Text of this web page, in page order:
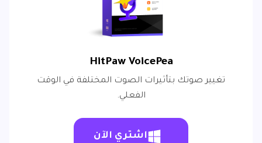
HitPaw VoicePea
تغيير صوتك بتأثيرات الصوت المختلفة في الوقت
الفعلي.
اشتري الآن